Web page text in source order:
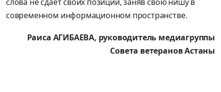
современном информационном пространстве.
Раиса АГИБАЕВА, руководитель медиагруппы
Совета ветеранов Астаны